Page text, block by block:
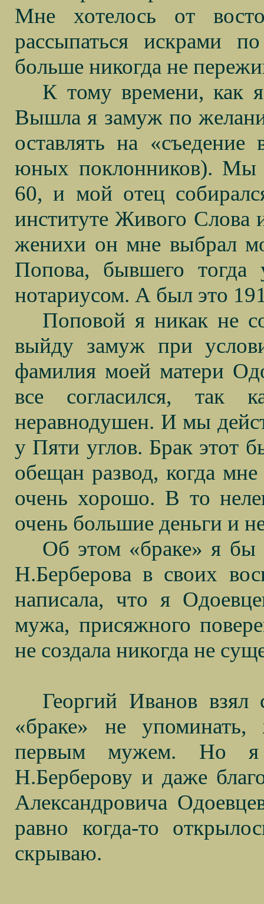
Мне хотелось от
рассыпаться искрами
больше никогда не
К тому времени, как
Вышла я замуж по
оставлять на
юных поклонников). Мы
60, и мой отец
институте Живого Слова
женихи он мне выбрал
Попова, бывшего тогда
нотариусом. А был это
Поповой я никак не
выйду замуж при
фамилия моей матери
все согласился,
неравнодушен. И мы
у Пяти углов. Брак этот
обещан развод, когда
очень хорошо. В то
очень большие деньги и
Об этом «браке» я бы
Н.Берберова в своих
написала, что я
мужа, присяжного
не создала никогда не
Георгий Иванов
«браке» не упоминать,
первым мужем. Но я
Н.Берберову и даже
Александровича
равно когда-то
скрываю.